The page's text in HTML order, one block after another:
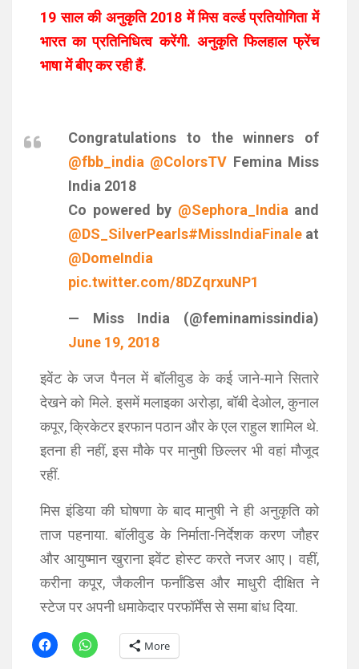
19 साल की अनुकृति 2018 में मिस वर्ल्ड प्रतियोगिता में
भारत का प्रतिनिधित्व करेंगी. अनुकृति फिलहाल फ्रेंच
भाषा में बीए कर रही हैं.
Congratulations to the winners of
@fbb_india @ColorsTV Femina Miss
India 2018
Co powered by @Sephora_India and
@DS_SilverPearls#MissIndiaFinale at
@DomeIndia
pic.twitter.com/8DZqrxuNP1
— Miss India (@feminamissindia)
June 19, 2018
इवेंट के जज पैनल में बॉलीवुड के कई जाने-माने सितारे
देखने को मिले. इसमें मलाइका अरोड़ा, बॉबी देओल, कुनाल
कपूर, क्रिकेटर इरफान पठान और के एल राहुल शामिल थे.
इतना ही नहीं, इस मौके पर मानुषी छिल्लर भी वहां मौजूद
रहीं.
मिस इंडिया की घोषणा के बाद मानुषी ने ही अनुकृति को
ताज पहनाया. बॉलीवुड के निर्माता-निर्देशक करण जौहर
और आयुष्मान खुराना इवेंट होस्ट करते नजर आए। वहीं,
करीना कपूर, जैकलीन फर्नांडिस और माधुरी दीक्षित ने
स्टेज पर अपनी धमाकेदार परफॉर्मेंस से समा बांध दिया.
More